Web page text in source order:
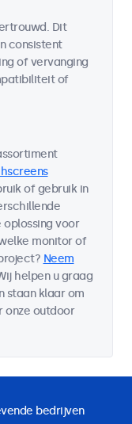
Dit
consistent
of vervanging
of
of gebruik in
voor
monitor of
Neem
helpen u graag
staan klaar om
onze outdoor
bedrijven